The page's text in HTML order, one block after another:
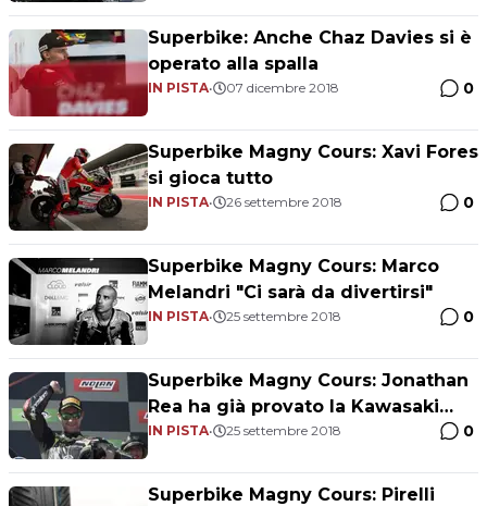
Superbike: Anche Chaz Davies si è
operato alla spalla
IN PISTA• 07 dicembre 2018 0
Superbike Magny Cours: Xavi Fores
si gioca tutto
IN PISTA• 26 settembre 2018 0
Superbike Magny Cours: Marco
Melandri "Ci sarà da divertirsi"
IN PISTA• 25 settembre 2018 0
Superbike Magny Cours: Jonathan
Rea ha già provato la Kawasaki
2019
IN PISTA• 25 settembre 2018 0
Superbike Magny Cours: Pirelli